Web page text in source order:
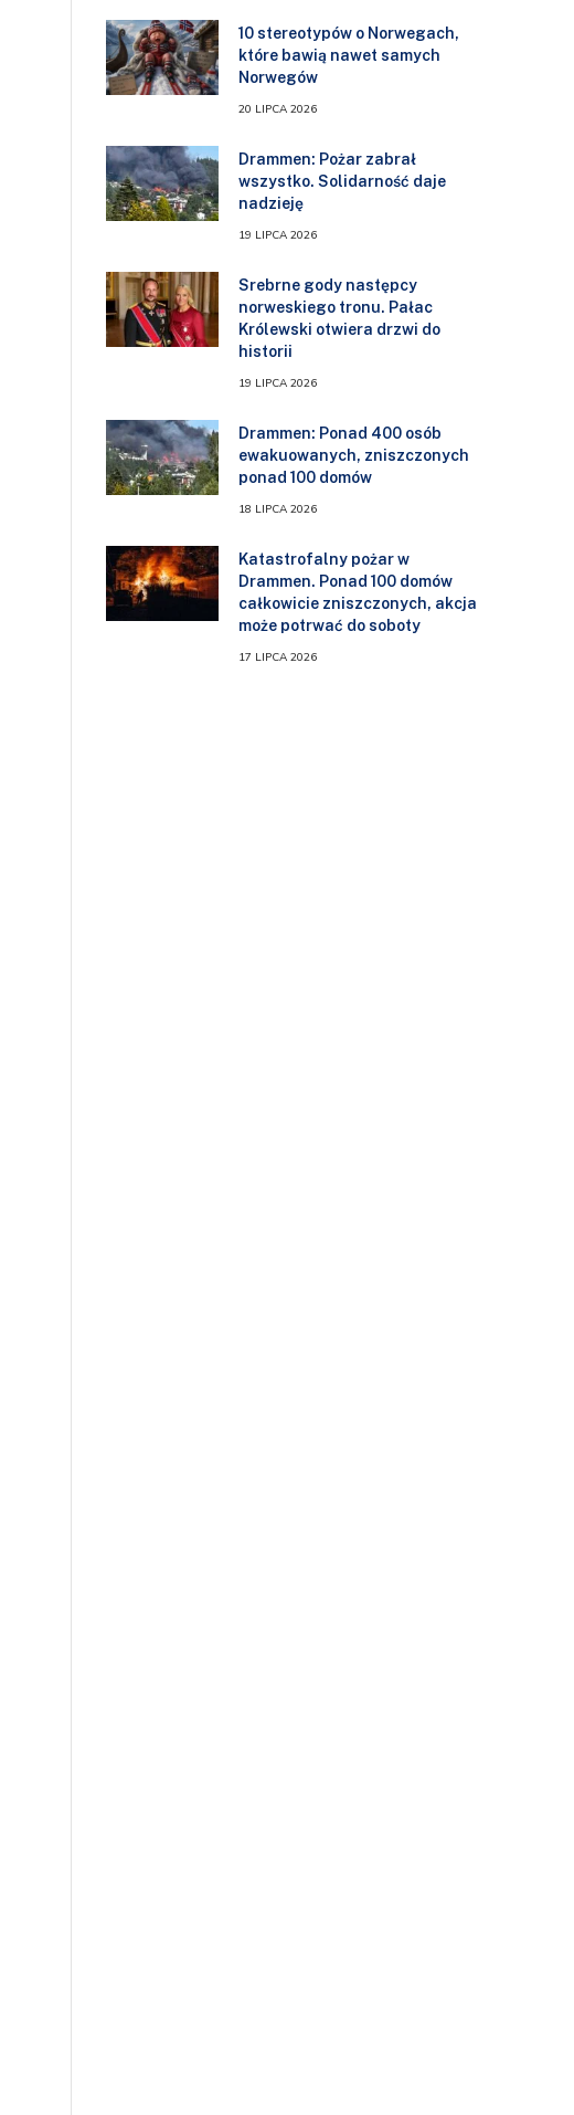
10 stereotypów o Norwegach,
które bawią nawet samych
Norwegów
20 LIPCA 2026
Drammen: Pożar zabrał
wszystko. Solidarność daje
nadzieję
19 LIPCA 2026
Srebrne gody następcy
norweskiego tronu. Pałac
Królewski otwiera drzwi do
historii
19 LIPCA 2026
Drammen: Ponad 400 osób
ewakuowanych, zniszczonych
ponad 100 domów
18 LIPCA 2026
Katastrofalny pożar w
Drammen. Ponad 100 domów
całkowicie zniszczonych, akcja
może potrwać do soboty
17 LIPCA 2026